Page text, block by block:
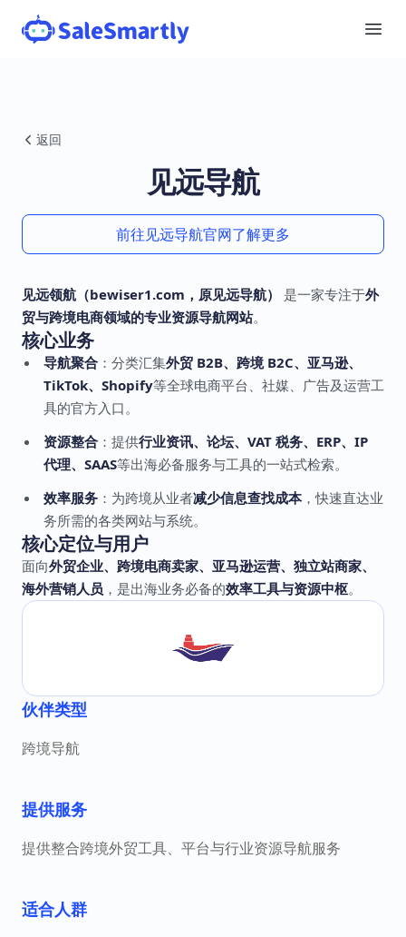
返回
见远导航
前往见远导航官网了解更多
见远领航（bewiser1.com ，原见远导航） 是一家专注于外
贸与跨境电商领域的专业资源导航网站。
核心业务
导航聚合 ：分类汇集外贸 B2B、跨境 B2C、亚马逊、
TikTok、Shopify等全球电商平台、社媒、广告及运营工
具的官方入口。
资源整合 ：提供行业资讯、论坛、VAT 税务、ERP、IP
代理、SAAS等出海必备服务与工具的一站式检索。
效率服务 ：为跨境从业者减少信息查找成本，快速直达业
务所需的各类网站与系统。
核心定位与用户
面向外贸企业、跨境电商卖家、亚马逊运营、独立站商家、
海外营销人员 ，是出海业务必备的效率工具与资源中枢。
伙伴类型
跨境导航
提供服务
提供整合跨境外贸工具、平台与行业资源导航服务
适合人群